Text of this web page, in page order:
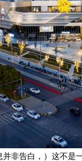
非告白，）这不